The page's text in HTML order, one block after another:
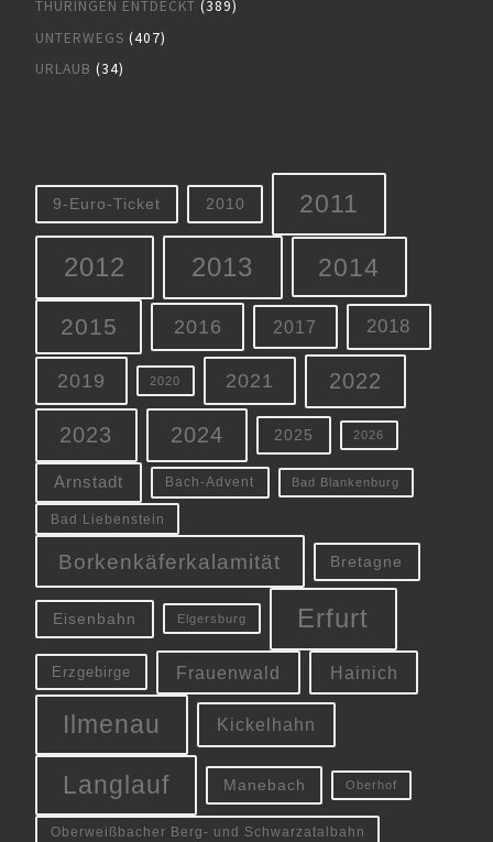
THÜRINGEN ENTDECKT (389)
UNTERWEGS (407)
URLAUB (34)
9-Euro-Ticket 2010 2011
2012 2013 2014
2015 2016 2017 2018
2019 2020 2021 2022
2023 2024 2025 2026
Arnstadt Bach-Advent Bad Blankenburg
Bad Liebenstein
Borkenkäferkalamität Bretagne
Eisenbahn Elgersburg Erfurt
Erzgebirge Frauenwald Hainich
Ilmenau Kickelhahn
Langlauf Manebach Oberhof
Oberweißbacher Berg- und Schwarzatalbahn